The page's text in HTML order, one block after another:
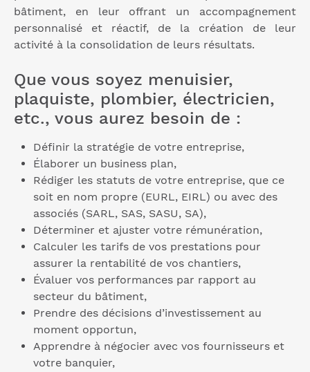
bâtiment, en leur offrant un accompagnement
personnalisé et réactif, de la création de leur
activité à la consolidation de leurs résultats.
Que vous soyez menuisier,
plaquiste, plombier, électricien,
etc., vous aurez besoin de :
Définir la stratégie de votre entreprise,
Élaborer un business plan,
Rédiger les statuts de votre entreprise, que ce
soit en nom propre (EURL, EIRL) ou avec des
associés (SARL, SAS, SASU, SA),
Déterminer et ajuster votre rémunération,
Calculer les tarifs de vos prestations pour
assurer la rentabilité de vos chantiers,
Évaluer vos performances par rapport au
secteur du bâtiment,
Prendre des décisions d’investissement au
moment opportun,
Apprendre à négocier avec vos fournisseurs et
votre banquier,